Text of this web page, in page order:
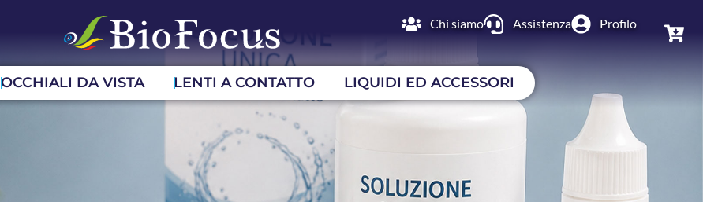
Chi siamo Assistenza Profilo
OCCHIALI DA VISTA LENTI A CONTATTO LIQUIDI ED ACCESSORI